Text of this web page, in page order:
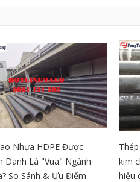
Nhựa HDPE Được
Danh Là "Vua" Ngành
So Sánh & Ưu Điểm
kim
hiệu